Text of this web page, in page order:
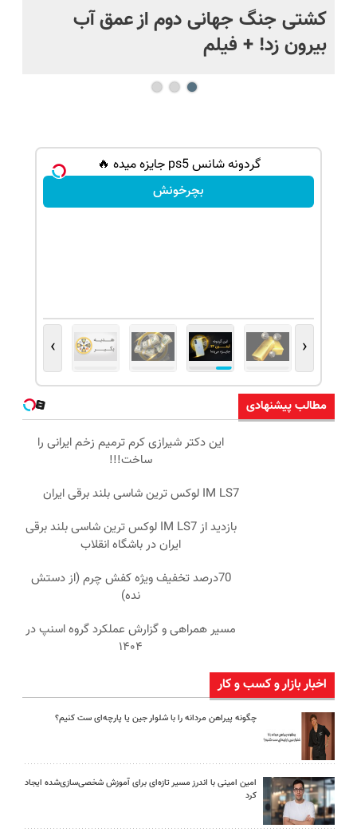
کشتی‌ جنگ جهانی دوم از عمق آب
بیرون زد! + فیلم
گردونه شانس ps5 جایزه میده 🔥
بچرخونش
‹
›
مطالب پیشنهادی
این دکتر شیرازی کرم ترمیم زخم ایرانی را
ساخت!!!
IM LS7 لوکس ترین شاسی بلند برقی ایران
بازدید از IM LS7 لوکس ترین شاسی بلند برقی
ایران در باشگاه انقلاب
70درصد تخفیف ویژه کفش چرم (از دستش
نده)
مسیر همراهی و گزارش عملکرد گروه اسنپ در
۱۴۰۴
اخبار بازار و کسب و کار
چگونه پیراهن مردانه را با شلوار جین یا پارچه‌ای ست کنیم؟
امین امینی با اندرز مسیر تازه‌ای برای آموزش شخصی‌سازی‌شده ایجاد
کرد